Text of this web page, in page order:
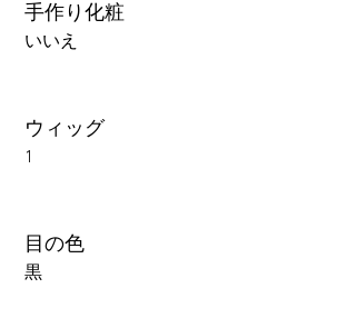
手作り化粧
いいえ
ウィッグ
1
目の色
黒